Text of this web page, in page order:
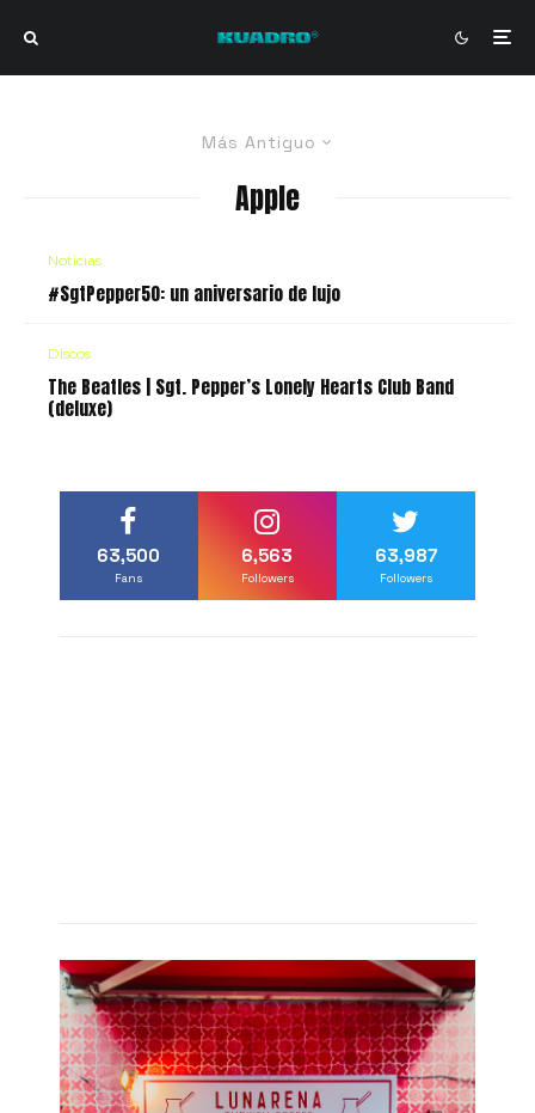
Más Antiguo
Apple
Noticias
#SgtPepper50: un aniversario de lujo
Discos
The Beatles | Sgt. Pepper’s Lonely Hearts Club Band
(deluxe)
63,500
Fans
6,563
Followers
63,987
Followers